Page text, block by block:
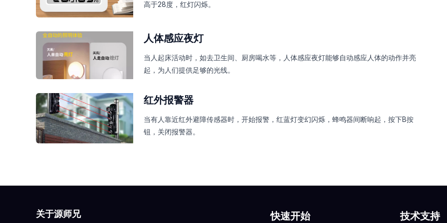
高于28度，红灯闪烁。
人体感应夜灯
当人起床活动时，如去卫生间、厨房喝水等，人体感应夜灯能够自动感应人体的动作并亮
起，为人们提供足够的光线。
红外报警器
当有人靠近红外避障传感器时，开始报警，红蓝灯变幻闪烁，蜂鸣器间断响起，按下B按
钮，关闭报警器。
关于源师兄 快速开始 技术支持